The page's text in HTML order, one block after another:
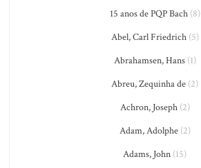
15 anos de PQP Bach(8)
Abel, Carl Friedrich(5)
Abrahamsen, Hans(1)
Abreu, Zequinha de (2)
Achron, Joseph(2)
Adam, Adolphe(2)
Adams, John (15)